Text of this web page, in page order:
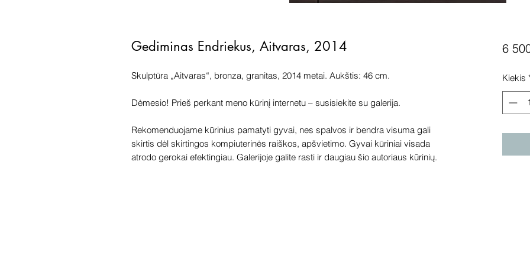
Gediminas Endriekus, Aitvaras, 2014
Skulptūra „Aitvaras“, bronza, granitas, 2014 metai. Aukštis: 46 cm.
Dėmesio! Prieš perkant meno kūrinį internetu – susisiekite su galerija.
Rekomenduojame kūrinius pamatyti gyvai, nes spalvos ir bendra visuma gali
skirtis dėl skirtingos kompiuterinės raiškos, apšvietimo. Gyvai kūriniai visada
atrodo gerokai efektingiau. Galerijoje galite rasti ir daugiau šio autoriaus kūrinių.
6
Kiekis